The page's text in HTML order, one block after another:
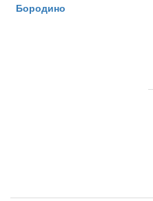
Бородино